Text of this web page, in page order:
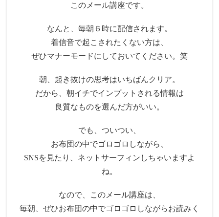
このメール講座です。
なんと、毎朝６時に配信されます。
着信音で起こされたくない方は、
ぜひマナーモードにしておいてください。笑
朝、起き抜けの思考はいちばんクリア。
だから、朝イチでインプットされる情報は
良質なものを選んだ方がいい。
でも、ついつい、
お布団の中でゴロゴロしながら、
SNSを見たり、ネットサーフィンしちゃいますよ
ね。
なので、このメール講座は、
毎朝、ぜひお布団の中でゴロゴロしながらお読みく